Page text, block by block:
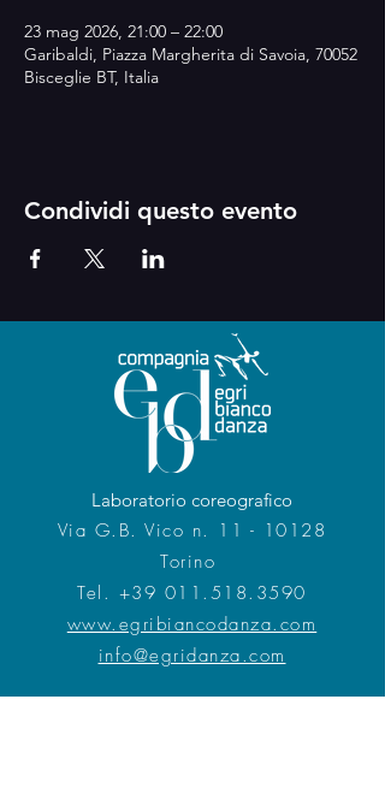
23 mag 2026, 21:00 – 22:00
Garibaldi, Piazza Margherita di Savoia, 70052
Bisceglie BT, Italia
Condividi questo evento
Laboratorio coreografico
Via G.B. Vico n. 11 - 10128
Torino
Tel. +39 011.518.3590
www.egribiancodanza.com
info@egridanza.com